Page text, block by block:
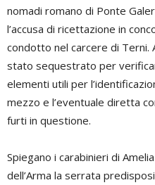
nomadi romano di Ponte
l’accusa di ricettazione in
condotto nel carcere di Terni.
stato sequestrato per
elementi utili per
mezzo e l’eventuale diretta
furti in questione.
Spiegano i carabinieri di
dell’Arma la serrata